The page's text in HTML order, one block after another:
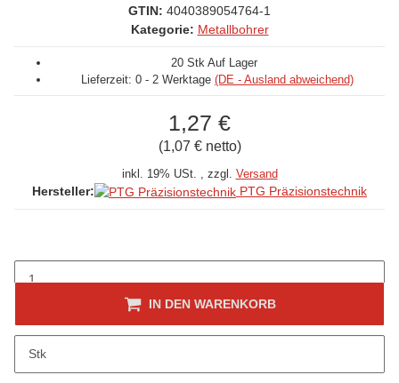
GTIN: 4040389054764-1
Kategorie: Metallbohrer
20 Stk Auf Lager
Lieferzeit: 0 - 2 Werktage (DE - Ausland abweichend)
1,27 €
(1,07 € netto)
inkl. 19% USt. , zzgl. Versand
Hersteller: PTG Präzisionstechnik
Stk
IN DEN WARENKORB
folgt